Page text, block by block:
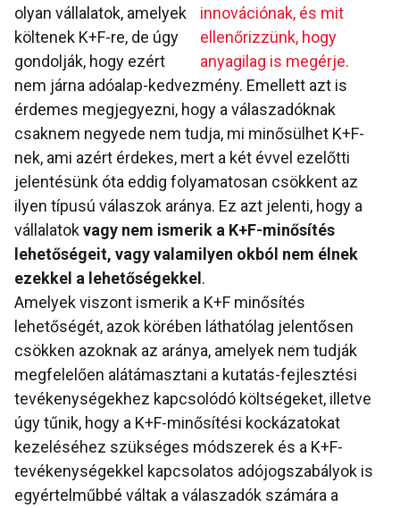
innovációnak, és mit
ellenőrizzünk, hogy
anyagilag is megérje.
olyan vállalatok, amelyek
költenek K+F-re, de úgy
gondolják, hogy ezért
nem járna adóalap-kedvezmény. Emellett azt is
érdemes megjegyezni, hogy a válaszadóknak
csaknem negyede nem tudja, mi minősülhet K+F-
nek, ami azért érdekes, mert a két évvel ezelőtti
jelentésünk óta eddig folyamatosan csökkent az
ilyen típusú válaszok aránya. Ez azt jelenti, hogy a
vállalatokvagy nem ismerik a K+F-minősítés
lehetőségeit, vagy valamilyen okból nem élnek
ezekkel a lehetőségekkel .
Amelyek viszont ismerik a K+F minősítés
lehetőségét, azok körében láthatólag jelentősen
csökken azoknak az aránya, amelyek nem tudják
megfelelően alátámasztani a kutatás-fejlesztési
tevékenységekhez kapcsolódó költségeket, illetve
úgy tűnik, hogy a K+F-minősítési kockázatokat
kezeléséhez szükséges módszerek és a K+F-
tevékenységekkel kapcsolatos adójogszabályok is
egyértelműbbé váltak a válaszadók számára a